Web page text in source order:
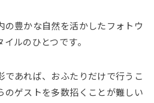
の豊かな自然を活かしたフォトウ
ルのひとつです。
であれば、おふたりだけで行うこ
のゲストを多数招くことが難しい